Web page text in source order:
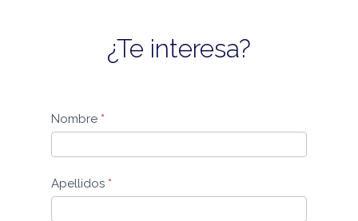
¿Te interesa?
Solicitud
de
impartición
de
seminarios
Nombre *
Apellidos *